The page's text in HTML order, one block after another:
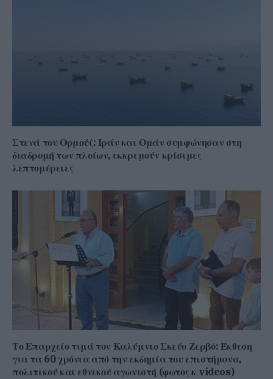
Στενά του Ορμούζ: Ιράν και Ομάν συμφώνησαν στη
διαδρομή των πλοίων, εκκρεμούν κρίσιμες
λεπτομέρειες
Το Επαρχείο τιμά τον Καλύμνιο Σκεύο Ζερβό: Έκθεση
για τα 60 χρόνια από την εκδημία του επιστήμονα,
πολιτικού και εθνικού αγωνιστή (φωτος κ videos)